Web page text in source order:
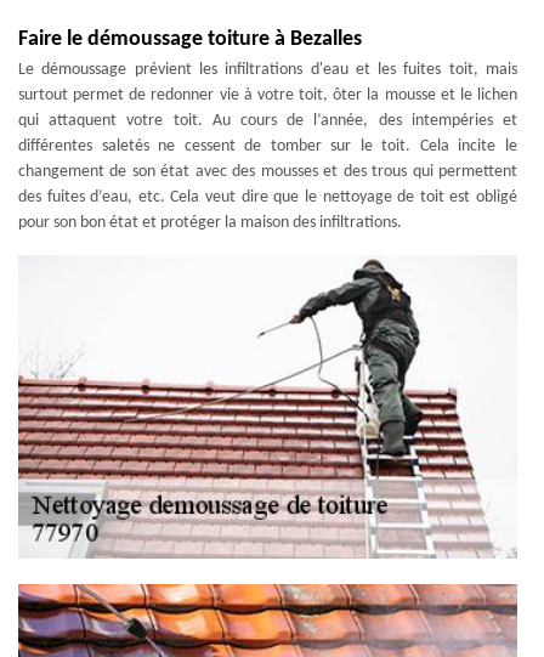
Faire le démoussage toiture à Bezalles
Le démoussage prévient les infiltrations d'eau et les fuites toit, mais
surtout permet de redonner vie à votre toit, ôter la mousse et le lichen
qui attaquent votre toit. Au cours de l’année, des intempéries et
différentes saletés ne cessent de tomber sur le toit. Cela incite le
changement de son état avec des mousses et des trous qui permettent
des fuites d’eau, etc. Cela veut dire que le nettoyage de toit est obligé
pour son bon état et protéger la maison des infiltrations.